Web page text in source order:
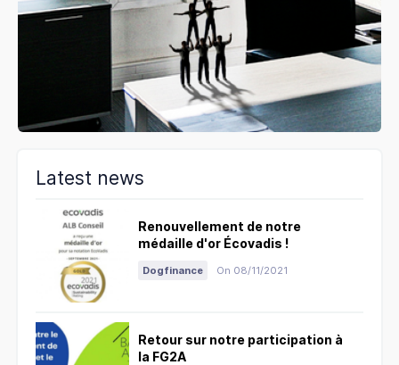
Latest news
Renouvellement de notre
médaille d'or Écovadis !
Dogfinance On 08/11/2021
Retour sur notre participation à
la FG2A